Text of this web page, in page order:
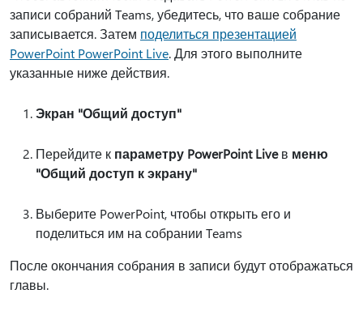
записи собраний Teams, убедитесь, что ваше собрание
записывается. Затем поделиться презентацией
PowerPoint PowerPoint Live. Для этого выполните
указанные ниже действия.
Экран "Общий доступ"
Перейдите к параметру PowerPoint Liveв меню
"Общий доступ к экрану"
Выберите PowerPoint, чтобы открыть его и
поделиться им на собрании Teams
После окончания собрания в записи будут отображаться
главы.